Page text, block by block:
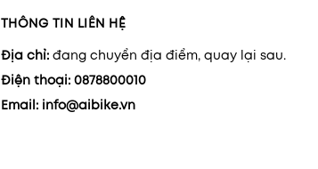
THÔNG TIN LIÊN HỆ
Địa chỉ: đang chuyển địa điểm, quay lại sau.
Điện thoại: 0878800010
Email: info@aibike.vn